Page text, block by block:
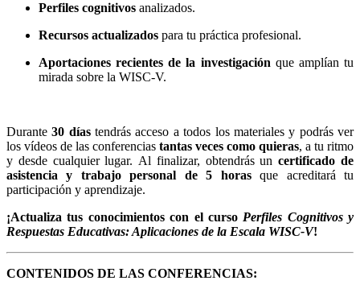
Perfiles cognitivos analizados.
Recursos actualizados para tu práctica profesional.
Aportaciones recientes de la investigación que amplían tu
mirada sobre la WISC-V.
Durante30 díastendrás acceso a todos los materiales y podrás ver
los vídeos de las conferencias tantas veces como quieras, a tu ritmo
y desde cualquier lugar. Al finalizar, obtendrás uncertificado de
asistencia y trabajo personal de 5 horasque acreditará tu
participación y aprendizaje.
¡Actualiza tus conocimientos con el curso Perfiles Cognitivos y
Respuestas Educativas: Aplicaciones de la Escala WISC-V!
CONTENIDOS DE LAS CONFERENCIAS: